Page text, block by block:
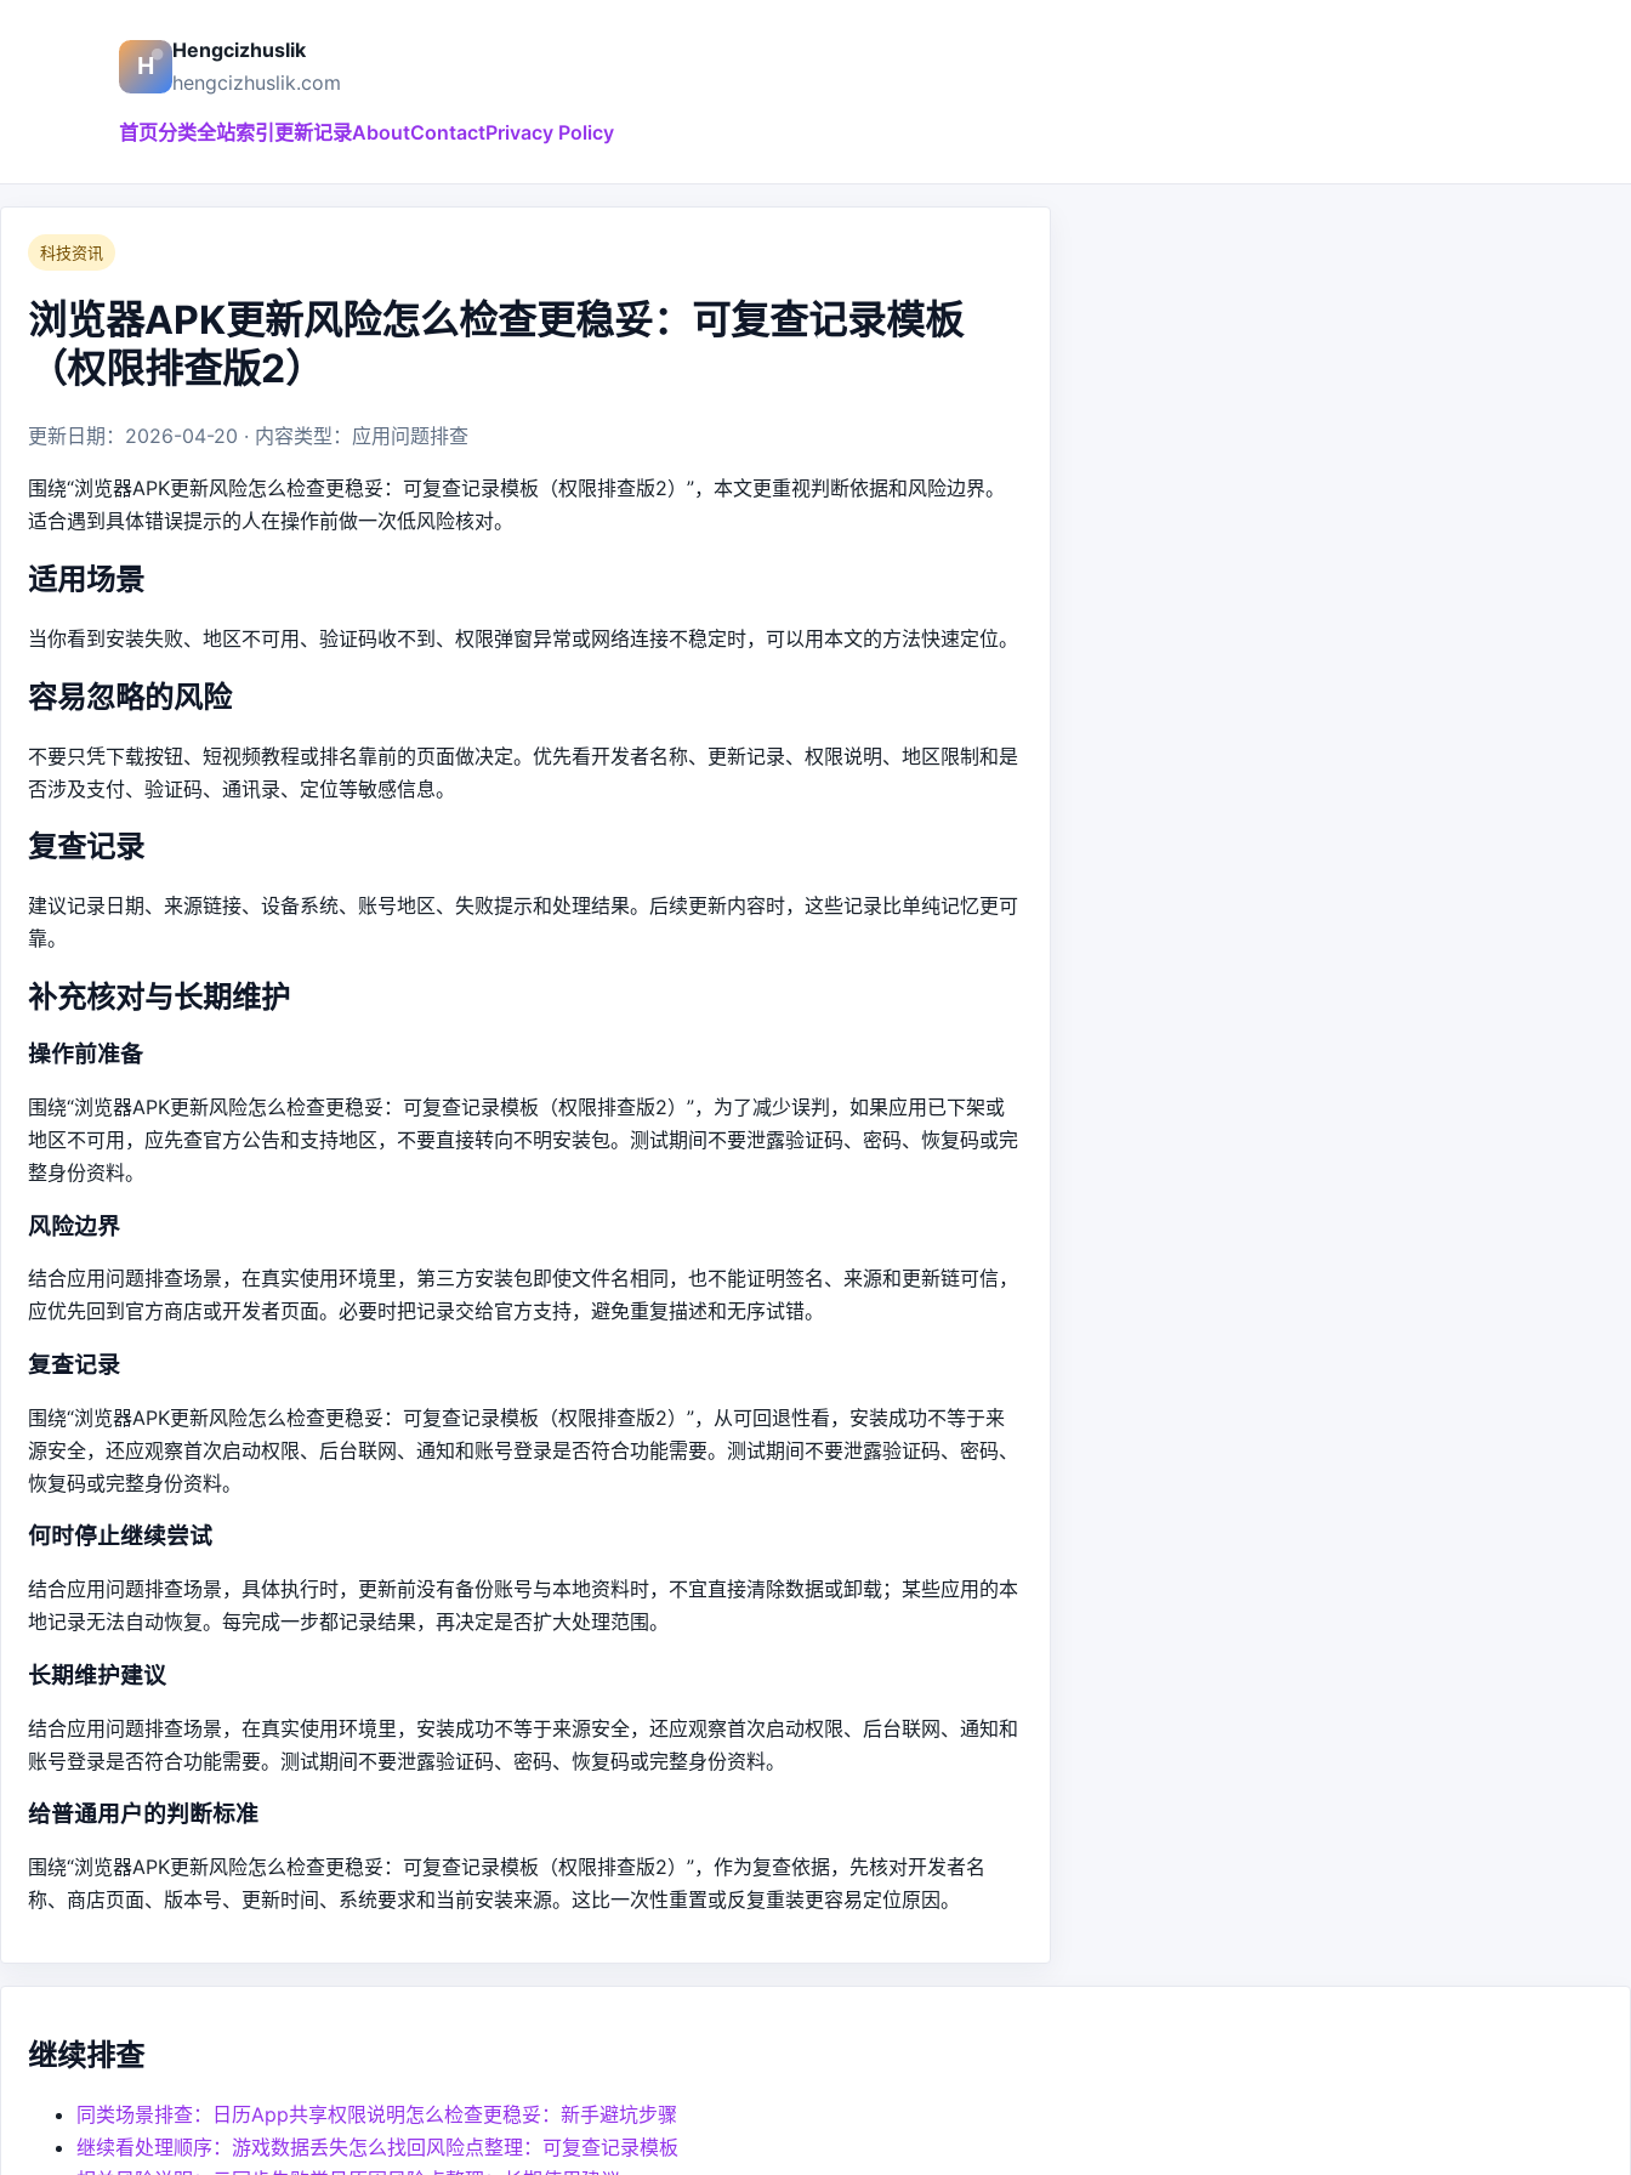
Hengcizhuslik
hengcizhuslik.com
首页分类全站索引 更新记录AboutContactPrivacy Policy
科技资讯
浏览器APK更新风险怎么检查更稳妥：可复查记录模板
（权限排查版2）
更新日期：2026-04-20 · 内容类型：应用问题排查
围绕“浏览器APK更新风险怎么检查更稳妥：可复查记录模板（权限排查版2）”，本文更重视判断依据和风险边界。
适合遇到具体错误提示的人在操作前做一次低风险核对。
适用场景
当你看到安装失败、地区不可用、验证码收不到、权限弹窗异常或网络连接不稳定时，可以用本文的方法快速定位。
容易忽略的风险
不要只凭下载按钮、短视频教程或排名靠前的页面做决定。优先看开发者名称、更新记录、权限说明、地区限制和是
否涉及支付、验证码、通讯录、定位等敏感信息。
复查记录
建议记录日期、来源链接、设备系统、账号地区、失败提示和处理结果。后续更新内容时，这些记录比单纯记忆更可
靠。
补充核对与长期维护
操作前准备
围绕“浏览器APK更新风险怎么检查更稳妥：可复查记录模板（权限排查版2）”，为了减少误判，如果应用已下架或
地区不可用，应先查官方公告和支持地区，不要直接转向不明安装包。测试期间不要泄露验证码、密码、恢复码或完
整身份资料。
风险边界
结合应用问题排查场景，在真实使用环境里，第三方安装包即使文件名相同，也不能证明签名、来源和更新链可信，
应优先回到官方商店或开发者页面。必要时把记录交给官方支持，避免重复描述和无序试错。
复查记录
围绕“浏览器APK更新风险怎么检查更稳妥：可复查记录模板（权限排查版2）”，从可回退性看，安装成功不等于来
源安全，还应观察首次启动权限、后台联网、通知和账号登录是否符合功能需要。测试期间不要泄露验证码、密码、
恢复码或完整身份资料。
何时停止继续尝试
结合应用问题排查场景，具体执行时，更新前没有备份账号与本地资料时，不宜直接清除数据或卸载；某些应用的本
地记录无法自动恢复。每完成一步都记录结果，再决定是否扩大处理范围。
长期维护建议
结合应用问题排查场景，在真实使用环境里，安装成功不等于来源安全，还应观察首次启动权限、后台联网、通知和
账号登录是否符合功能需要。测试期间不要泄露验证码、密码、恢复码或完整身份资料。
给普通用户的判断标准
围绕“浏览器APK更新风险怎么检查更稳妥：可复查记录模板（权限排查版2）”，作为复查依据，先核对开发者名
称、商店页面、版本号、更新时间、系统要求和当前安装来源。这比一次性重置或反复重装更容易定位原因。
继续排查
同类场景排查：日历App共享权限说明怎么检查更稳妥：新手避坑步骤
继续看处理顺序：游戏数据丢失怎么找回风险点整理：可复查记录模板